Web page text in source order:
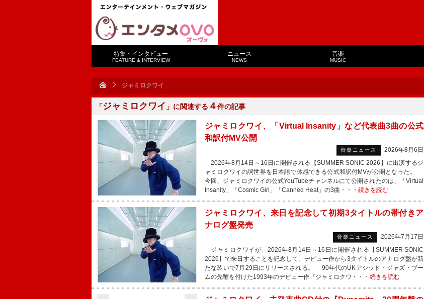
特集・インタビュー
FEATURE & INTERVIEW
ニュース
NEWS
音楽
MUSIC
ジャミロクワイ
「ジャミロクワイ 」に関連する ４件の記事
ジャミロクワイ、「Virtual Insanity」など代表曲3曲の公式
和訳付MV公開
音楽ニュース
2026年8月6日
2026年8月14日～16日に開催される【SUMMER SONIC 2026】に出演するジ
ャミロクワイの詞世界を日本語で体感できる公式和訳付MVが公開となった。
今回、ジャミロクワイの公式YouTubeチャンネルにて公開されたのは、「Virtual
Insanity」「Cosmic Girl」「Canned Heat」の3曲・・・ 続きを読む
ジャミロクワイ、来日を記念して初期3タイトルの帯付きア
ナログ盤発売
音楽ニュース
2026年7月17日
ジャミロクワイが、2026年8月14日～16日に開催される【SUMMER SONIC
2026】で来日することを記念して、デビュー作から3タイトルのアナログ盤が新
たな装いで7月29日にリリースされる。 90年代のUKアシッド・ジャズ・ブー
ムの先鞭を付けた1993年のデビュー作『ジャミロクワ・・・ 続きを読む